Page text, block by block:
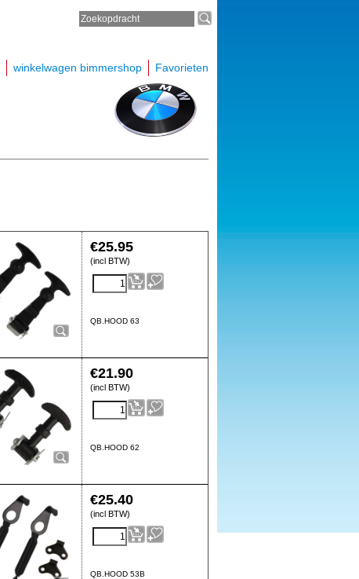
winkelwagen bimmershop Favorieten
€25.95
(incl BTW)
QB.HOOD 63
€21.90
(incl BTW)
QB.HOOD 62
€25.40
(incl BTW)
QB.HOOD 53B